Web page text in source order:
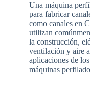
Una máquina
para fabricar
como canales en
utilizan
la construcción,
ventilación y aire
aplicaciones de
máquinas